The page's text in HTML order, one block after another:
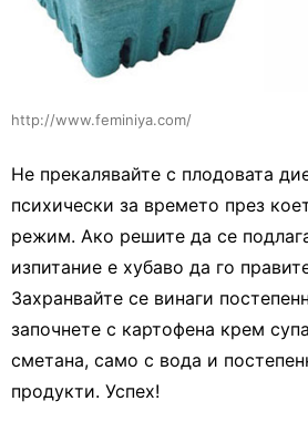
http://www.feminiya.com/
Не прекалявайте с плодовата
психически за времето през
режим. Ако решите да се
изпитание е хубаво да го
Захранвайте се винаги
започнете с картофена крем
сметана, само с вода и
продукти. Успех!